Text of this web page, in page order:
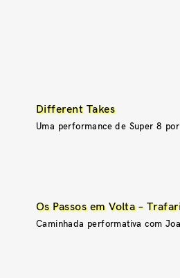
Different Takes
Uma performance de Super 8
Os Passos em Volta –
Caminhada performativa com